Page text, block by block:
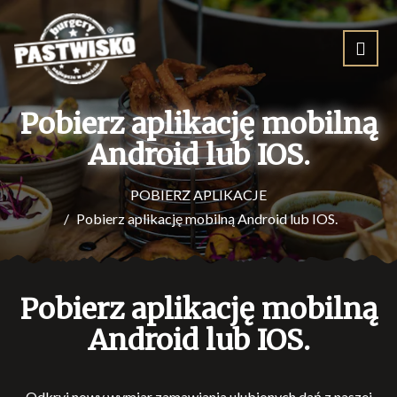
Pobierz aplikację mobilną
Android lub IOS.
POBIERZ APLIKACJE
Pobierz aplikację mobilną Android lub IOS.
Pobierz aplikację mobilną
Android lub IOS.